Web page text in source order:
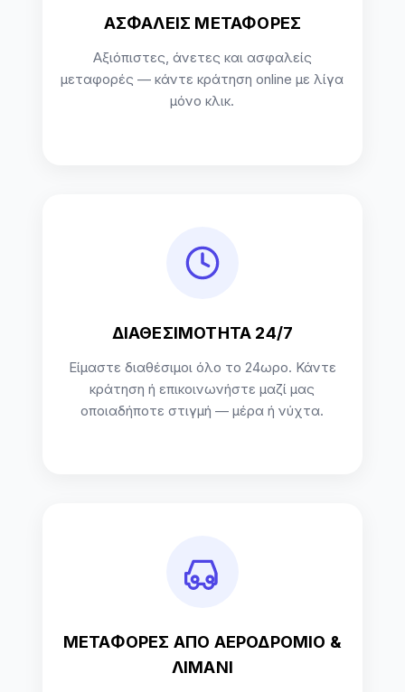
ΑΣΦΑΛΕΙΣ ΜΕΤΑΦΟΡΕΣ
Αξιόπιστες, άνετες και ασφαλείς
μεταφορές — κάντε κράτηση online με λίγα
μόνο κλικ.
ΔΙΑΘΕΣΙΜΟΤΗΤΑ 24/7
Είμαστε διαθέσιμοι όλο το 24ωρο. Κάντε
κράτηση ή επικοινωνήστε μαζί μας
οποιαδήποτε στιγμή — μέρα ή νύχτα.
ΜΕΤΑΦΟΡΕΣ ΑΠΟ ΑΕΡΟΔΡΟΜΙΟ &
ΛΙΜΑΝΙ